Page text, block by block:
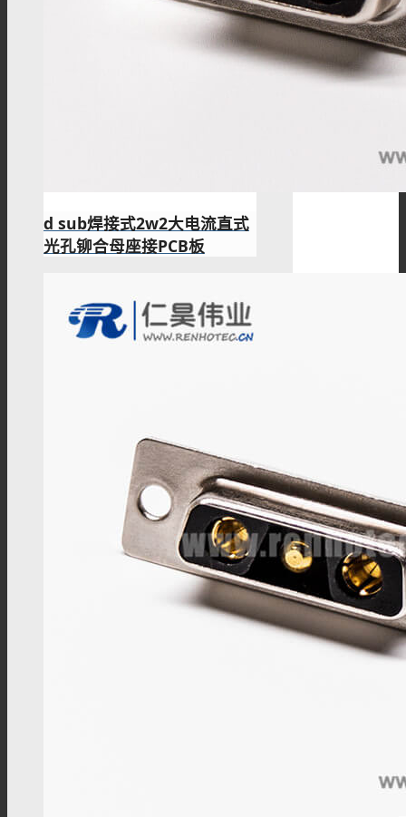
d sub焊接式2w2大电流直式
光孔铆合母座接PCB板